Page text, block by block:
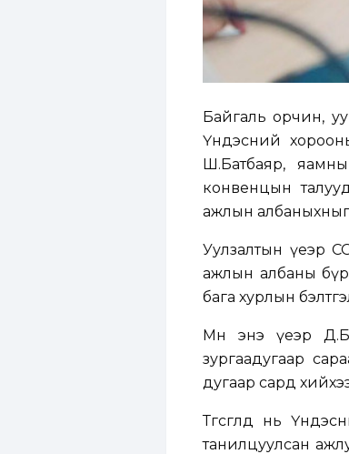
Байгаль орчин,
Үндэсний
Ш.Батбаяр, яамны
конвенцын
ажлын албаныхныг
Уулзалтын үеэр
ажлын албаны
бага хурлын
Мөн энэ үеэр
зургаадугаар
дугаар сард
Төгсгөлд нь
танилцуулсан